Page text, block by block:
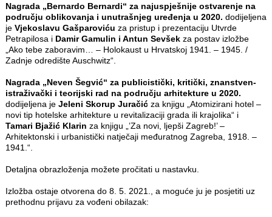
Nagrada „Bernardo Bernardi“ za najuspješnije ostvarenje na
području oblikovanja i unutrašnjeg uređenja u 2020. dodijeljena
je Vjekoslavu Gašparoviću za pristup i prezentaciju Utvrde
Petrapilosa i Damir Gamulin i Antun Sevšek za postav izložbe
„Ako tebe zaboravim… – Holokaust u Hrvatskoj 1941. – 1945. /
Zadnje odredište Auschwitz“.
Nagrada „Neven Šegvić“ za publicistički, kritički, znanstven-
istraživački i teorijski rad na području arhitekture u 2020.
dodijeljena je Jeleni Skorup Juračićza knjigu „Atomizirani hotel –
novi tip hotelske arhitekture u revitalizaciji grada ili krajolika“ i
Tamari Bjažić Klarin za knjigu „’Za novi, ljepši Zagreb!’ –
Arhitektonski i urbanistički natječaji međuratnog Zagreba, 1918. –
1941.“.
Detaljna obrazloženja možete pročitati u nastavku.
Izložba ostaje otvorena do 8. 5. 2021., a moguće ju je posjetiti uz
prethodnu prijavu za vođeni obilazak: